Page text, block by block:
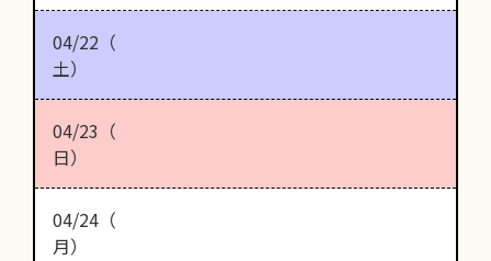
04/22（
土）
04/23（
日）
04/24（
月）